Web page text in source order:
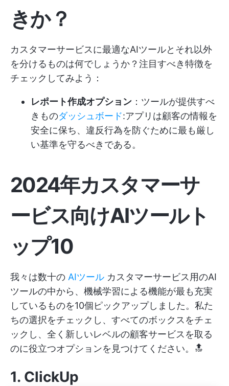
きか？
カスタマーサービスに最適なAIツールとそれ以外
を分けるものは何でしょうか？注目すべき特徴を
チェックしてみよう：
レポート作成オプション ：ツールが提供すべ
きものダッシュボード:アプリは顧客の情報を
安全に保ち、違反行為を防ぐために最も厳し
い基準を守るべきである。
2024年カスタマーサ
ービス向けAIツールト
ップ10
我々は数十の AIツール カスタマーサービス用のAI
ツールの中から、機械学習による機能が最も充実
しているものを10個ピックアップしました。私た
ちの選択をチェックし、すべてのボックスをチェ
ックし、全く新しいレベルの顧客サービスを取る
のに役立つオプションを見つけてください。🔝
1. ClickUp